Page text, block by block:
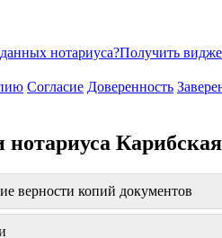
нотариуса?Получить
Согласие Доверенность
нотариуса
верности копий документов